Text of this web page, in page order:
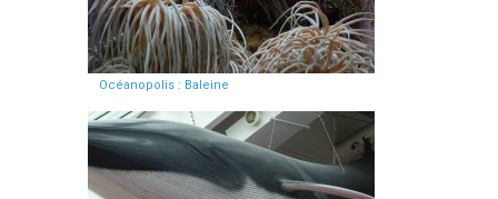
Océanopolis : Baleine